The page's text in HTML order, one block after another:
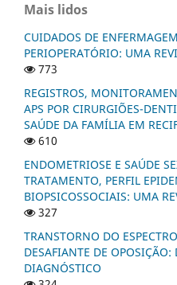
Mais lidos
CUIDADOS DE
PERIOPERATÓRIO: UMA
773
REGISTROS,
APS POR CIRURGIÕES-
SAÚDE DA FAMÍLIA EM
610
ENDOMETRIOSE E SAÚDE
TRATAMENTO, PERFIL
BIOPSICOSSOCIAIS: UMA
327
TRANSTORNO DO
DESAFIANTE DE
DIAGNÓSTICO